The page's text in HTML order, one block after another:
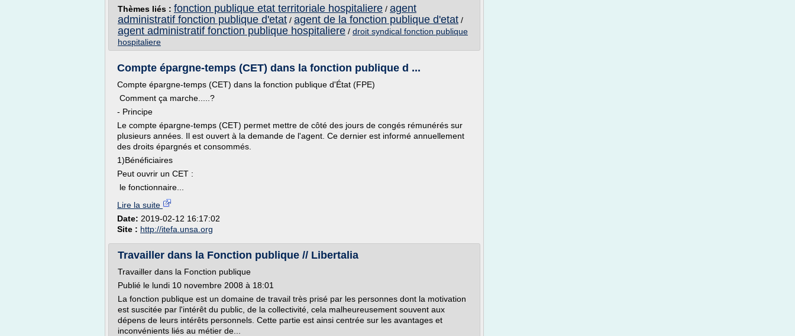
Thèmes liés : fonction publique etat territoriale hospitaliere / agent
administratif fonction publique d'etat / agent de la fonction publique d'etat /
agent administratif fonction publique hospitaliere / droit syndical fonction publique
hospitaliere
Compte épargne-temps (CET) dans la fonction publique d ...
Compte épargne-temps (CET) dans la fonction publique d'État (FPE)
Comment ça marche.....?
- Principe
Le compte épargne-temps (CET) permet mettre de côté des jours de congés rémunérés sur
plusieurs années. Il est ouvert à la demande de l'agent. Ce dernier est informé annuellement
des droits épargnés et consommés.
1)Bénéficiaires
Peut ouvrir un CET :
le fonctionnaire...
Lire la suite
Date: 2019-02-12 16:17:02
Site : http://itefa.unsa.org
Travailler dans la Fonction publique // Libertalia
Travailler dans la Fonction publique
Publié le lundi 10 novembre 2008 à 18:01
La fonction publique est un domaine de travail très prisé par les personnes dont la motivation
est suscitée par l'intérêt du public, de la collectivité, cela malheureusement souvent aux
dépens de leurs intérêts personnels. Cette partie est ainsi centrée sur les avantages et
inconvénients liés au métier de...